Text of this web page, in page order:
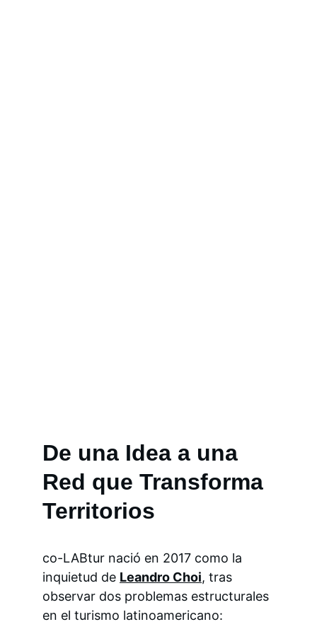
De una Idea a una
Red que Transforma
Territorios
co-LABtur nació en 2017 como la
inquietud de Leandro Choi, tras
observar dos problemas estructurales
en el turismo latinoamericano: